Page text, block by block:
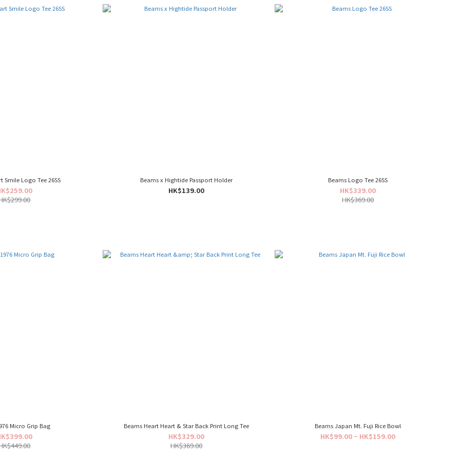
Smile Logo Tee 26SS Beams x Hightide Passport Holder
HK$139.00
Beams Logo Tee 26SS
HK$339.00
HK$369.00
Micro Grip Bag Beams Heart Heart & Star Back Print Long Tee
HK$329.00
HK$369.00
Beams Japan Mt. Fuji Rice Bowl
HK$99.00 ~ HK$159.00